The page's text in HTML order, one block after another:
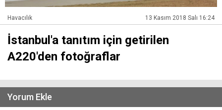
Havacılık 13 Kasım 2018 Salı 16:24
İstanbul'a tanıtım için getirilen
A220'den fotoğraflar
Yorum Ekle